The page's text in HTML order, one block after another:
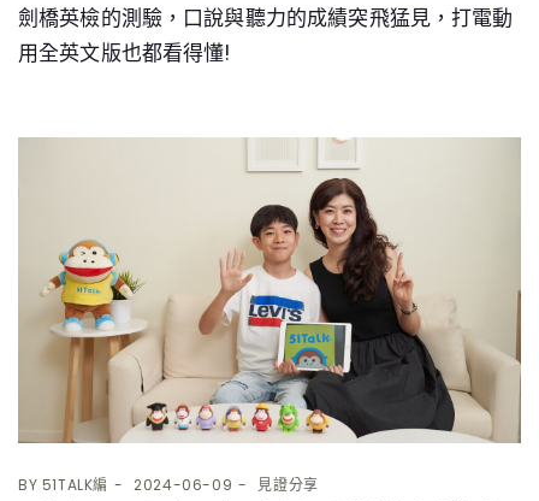
劍橋英檢的測驗，口說與聽力的成績突飛猛見，打電動
用全英文版也都看得懂!
BY 51TALK編 2024-06-09 見證分享